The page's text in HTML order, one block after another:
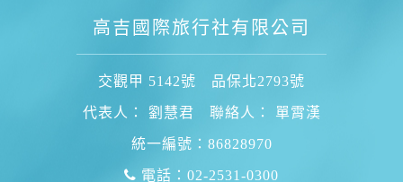
高吉國際旅行社有限公司
交觀甲 5142號 品保北2793號
代表人： 劉慧君 聯絡人： 單霄漢
統一編號：86828970
電話：02-2531-0300